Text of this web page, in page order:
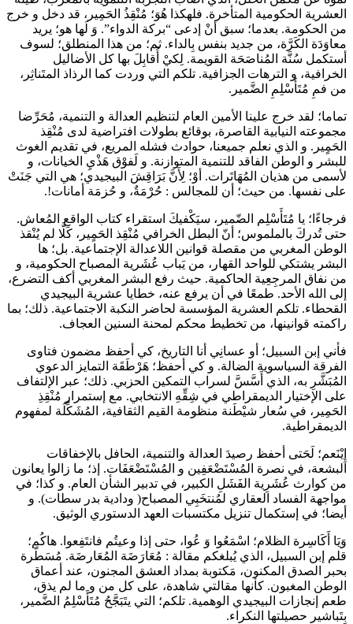
العشرية الحكومية المتأخرة. فلهكذا هُوَ؛ مُنْقِذُ الحَمِير، قد دخل و خرج
من الحكومة. بعدما؛ سبق أنْ إدعى “بركة الدواء”. وَ لَها هو؛ يريد
معاوَدَة الكَرَّة، من جديد بنفس بِالداء. ثم؛ من هذا المنطلق؛ لسوف
أستكمل سُنَّة المُناصَحَة القويمة. لِكيْ أُقابِلَ بها كل الأضاليل
الخرافية، و الترهات الجزافية. تلكم التي وردت كما الرذاذ المتَناثِر،
من فمِ مُتَأَسْلِمِ الضَّمير.
تماما؛ لقد خرج علينا الأمين العام لتنظيم العدالة و التنمية، مُحَرِّضا
مجموعته النيابية القاصرة، بوقائع بطولات افتراضية لدى مُنْقِذ
الحَمٍير. و الذي نعلم جميعنا، حوادث فشله المريع، في تقديم الغوث
للبشر و الوطن الفاقد للتنمية المتوازنة. و لَفوْق هَذْيِ الخيانات، و
لأسمى من هذيان المُهَاتَرات. أوْ؛ لِأَنَّ بَرَاقِشَ البيجيدي؛ هي التي جَنَتْ
على نفسها. من حيث؛ أن للمجالس : حُرْمَةٌ، و حُزمَة أمانات!.
فرجاءًا؛ يا مُتَأَسْلِم الضّمير، سيَكْفيكَ استقراء كتاب الواقع المُعاش.
حتى تُدركَ بالملموس؛ أنّ البطل الخرافي مُنْقِذ الحَمٍير، كَلَّا لم يُنْقذ
الوطن المغربي من مقصلة قوانين اللاعدالة الإجتماعية. بل؛ ها
البشر يشتكي للواحد القهار، من يَباب عُشَرية المصباح الحكومية، و
من نفاق المرجِعِية الحاكمية. حيث رفع البشر المغربي أكف التضرع،
إلى الله الأحد. طمعًا في أن يرفع عنه، خطايا عشرية البيجيدي
القحطاء. تلكم العشرية المؤسسة لحاضر النكبة الاجتماعية. ذلك؛ بما
راكمته قوانينها، من تخطيط محكم لمحنة السنين العجاف.
فأني إبن السبيل؛ أو عسانِي أنا التاريخ، كي أحفظ مضمون فتاوى
الفرقة السياسوية الضالة. و كي أحفظ؛ هَرْطَقَة التمايز الدعوي
المُبَشَّرِ به، الذي أَسَّسَّ لسراب التمكين الحزبي. ذلك؛ عبر الإلتفاف
على الإختيار الديمقراطي في شِقِّهِ الانتخابي. مع إستمرار مُنْقِذِ
الحَمِير، في سُعار شيْطَنة منظومة القيم الثقافية، المُشَكِّلَة لمفهوم
الديمقراطية.
إِيْنَعم؛ لَحَتى أحفظ رصيدَ العدالة والتنمية، الحافل بالإخفاقات
البشعة، في نصرة المُسْتَضْعَفِين و المُسْتَضْعَفَات. إذ؛ ما زالوا يعانون
من كوارث عُشَرِية الفَشَلِ الكبير، في تدبير الشأن العام. و كذا؛ في
مواجهة الفساد العقاري لمُنتخَبِي المصباح( ودادية بدر سطات). و
أيضا؛ في إستكمال تنزيل مكتسبات العهد الدستوري الوثيق.
وَيَا أَكَاسِرة الظلام؛ اسْمَعُوا وَ عُوا، حتى إذا وعيتُم فانتَفِعوا. هاكُم؛
قلم إبن السبيل، الذي يُبلغكم مقالة : مُعَارَضَة المُعَارضَة. مُسَطّرة
بحبر الصدق المكنون، مَكتوبة بمداد العشق المجنون، عند أعماق
الوطن المغبون. كأنها مقالتي شاهدة، على كل من و ما لم يذق،
طعم إنجازات البيجيدي الوهمية. تلكم؛ التي يتَبَجَّحُ مُتَأَسْلِمُ الضَّمير،
بِتَباشير حصيلتها النكراء.